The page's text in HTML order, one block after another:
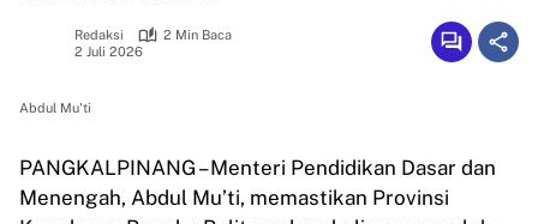
Redaksi
2 Min Baca
2 Juli 2026
Abdul Mu'ti
PANGKALPINANG – Menteri Pendidikan Dasar dan
Menengah, Abdul Mu’ti, memastikan Provinsi